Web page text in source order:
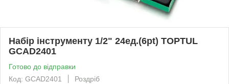
Набір інструменту 1/2" 24ед.(6pt) TOPTUL
GCAD2401
Готово до відправки
Код: GCAD2401
Роздріб